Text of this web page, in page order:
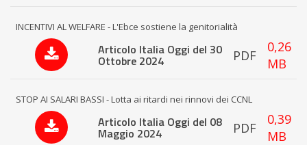
INCENTIVI AL WELFARE - L'Ebce sostiene la genitorialità
Articolo Italia Oggi del 30
Ottobre 2024 PDF
0,26
MB
STOP AI SALARI BASSI - Lotta ai ritardi nei rinnovi dei CCNL
Articolo Italia Oggi del 08
Maggio 2024 PDF
0,39
MB